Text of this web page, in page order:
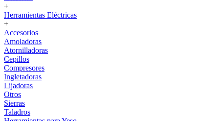
+
Herramientas Eléctricas
+
Accesorios
Amoladoras
Atornilladoras
Cepillos
Compresores
Ingletadoras
Lijadoras
Otros
Sierras
Taladros